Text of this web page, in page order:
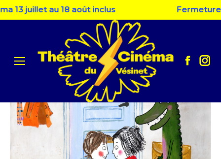
13 juillet au 18 août inclus Fermeture
in
window
in